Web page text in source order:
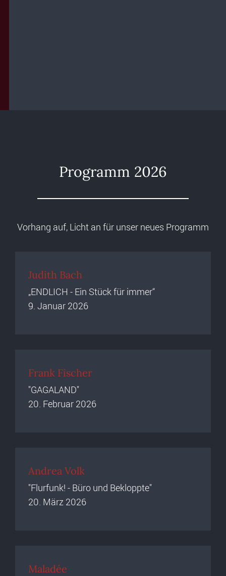
Programm 2026
Vorhang auf, Licht an für unser neues Programm
Judith Bach
„ENDLICH - Ein Stück für immer“
9. Januar 2026
Frank Fischer
"GAGALAND"
20. Februar 2026
Andrea Volk
"Flurfunk! - Büro und Bekloppte"
20. März 2026
Maladée